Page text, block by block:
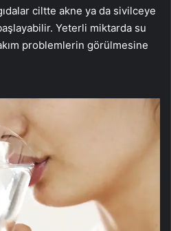
ciltte akne ya da sivilceye
Yeterli miktarda su
problemlerin görülmesine